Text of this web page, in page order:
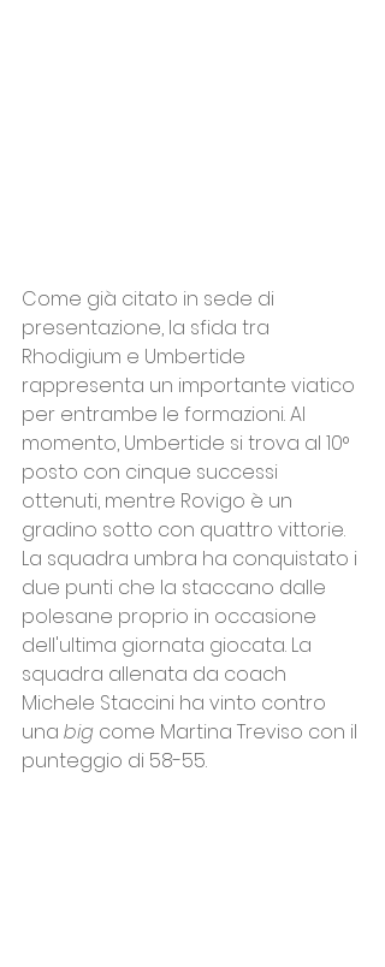
Come già citato in sede di
presentazione, la sfida tra
Rhodigium e Umbertide
rappresenta un importante viatico
per entrambe le formazioni. Al
momento, Umbertide si trova al 10°
posto con cinque successi
ottenuti, mentre Rovigo è un
gradino sotto con quattro vittorie.
La squadra umbra ha conquistato i
due punti che la staccano dalle
polesane proprio in occasione
dell'ultima giornata giocata. La
squadra allenata da coach
Michele Staccini ha vinto contro
una big come Martina Treviso con il
punteggio di 58-55.